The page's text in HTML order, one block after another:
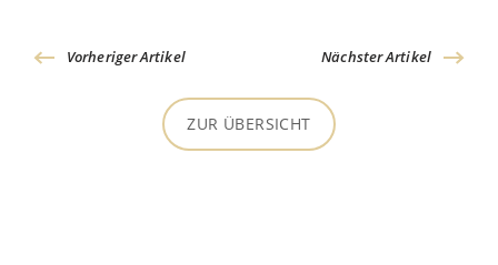
Vorheriger Artikel
ZUR ÜBERSICHT
Nächster Artikel